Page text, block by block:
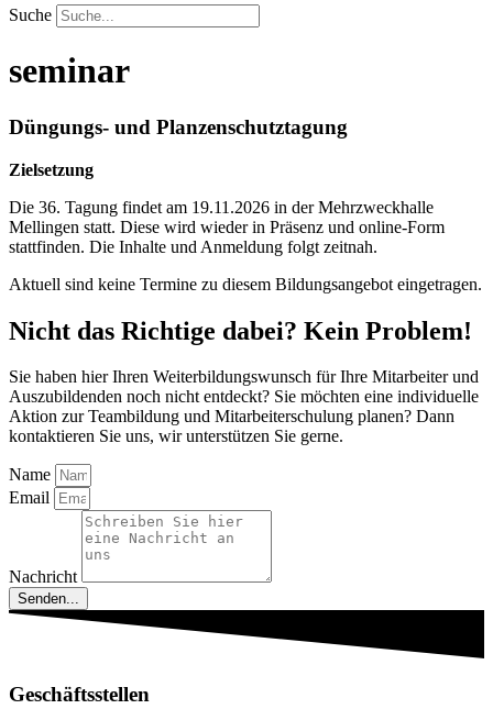
Suche
seminar
Düngungs- und Planzenschutztagung
Zielsetzung
Die 36. Tagung findet am 19.11.2026 in der Mehrzweckhalle
Mellingen statt. Diese wird wieder in Präsenz und online-Form
stattfinden. Die Inhalte und Anmeldung folgt zeitnah.
Aktuell sind keine Termine zu diesem Bildungsangebot eingetragen.
Nicht das Richtige dabei? Kein Problem!
Sie haben hier Ihren Weiterbildungswunsch für Ihre Mitarbeiter und
Auszubildenden noch nicht entdeckt? Sie möchten eine individuelle
Aktion zur Teambildung und Mitarbeiterschulung planen? Dann
kontaktieren Sie uns, wir unterstützen Sie gerne.
Name
Email
Nachricht
Senden...
Geschäftsstellen